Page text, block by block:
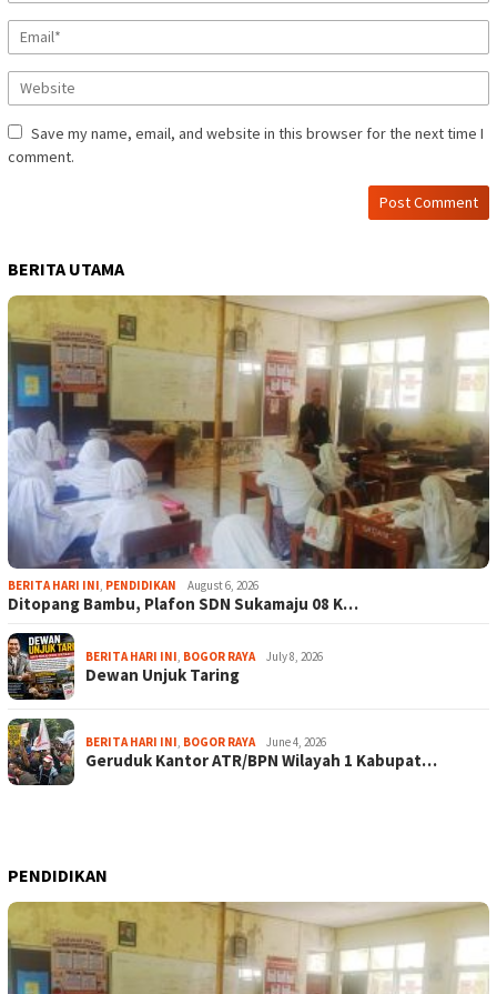
Save my name, email, and website in this browser for the next time I
comment.
BERITA UTAMA
BERITA HARI INI PENDIDIKAN August 6, 2026
Ditopang Bambu, Plafon SDN Sukamaju 08 K…
BERITA HARI INI BOGOR RAYA July 8, 2026
Dewan Unjuk Taring
BERITA HARI INI BOGOR RAYA June 4, 2026
Geruduk Kantor ATR/BPN Wilayah 1 Kabupat…
PENDIDIKAN